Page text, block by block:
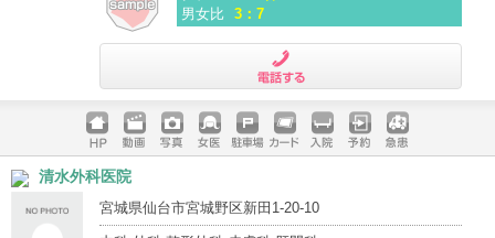
男女比 3：7
ホームペ
ージ
動画 写真 女医 駐車場
クレジッ
入院 予約 急患
清水外科医院
宮城県仙台市宮城野区新田1-20-10